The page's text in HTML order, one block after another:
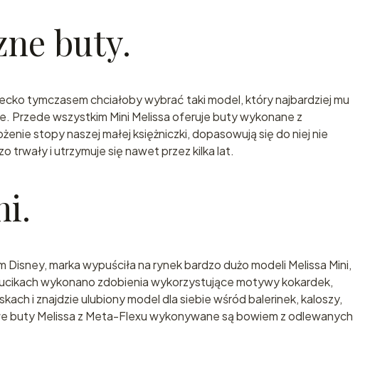
buty.
tymczasem chciałoby wybrać taki model, który najbardziej mu
Przede wszystkim Mini Melissa oferuje buty wykonane z
stopy naszej małej księżniczki, dopasowują się do niej nie
trwały i utrzymuje się nawet przez kilka lat.
marka wypuściła na rynek bardzo dużo modeli Melissa Mini,
wykonano zdobienia wykorzystujące motywy kokardek,
i znajdzie ulubiony model dla siebie wśród balerinek, kaloszy,
buty Melissa z Meta-Flexu wykonywane są bowiem z odlewanych